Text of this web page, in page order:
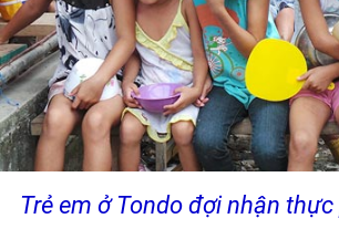
Trẻ em ở Tondo đợi nhận